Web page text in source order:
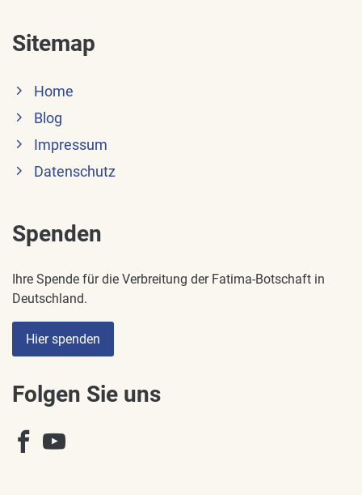
Sitemap
Home
Blog
Impressum
Datenschutz
Spenden
Ihre Spende für die Verbreitung der Fatima-Botschaft in
Deutschland.
Hier spenden
Folgen Sie uns